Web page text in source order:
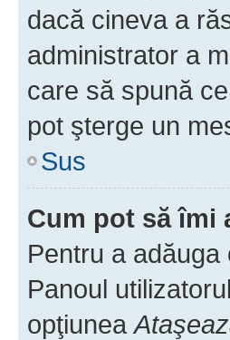
dacă cineva a
administrator a
care să spună
pot şterge un
Sus
Cum pot să îmi
Pentru a
Panoul
opţiunea